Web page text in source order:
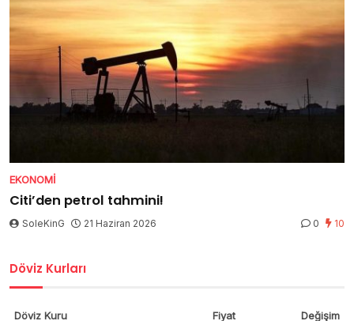
EKONOMI
Citi’den petrol tahmini!
SoleKinG 21 Haziran 2026 0 10
Döviz Kurları
Döviz Kuru Fiyat Değişim